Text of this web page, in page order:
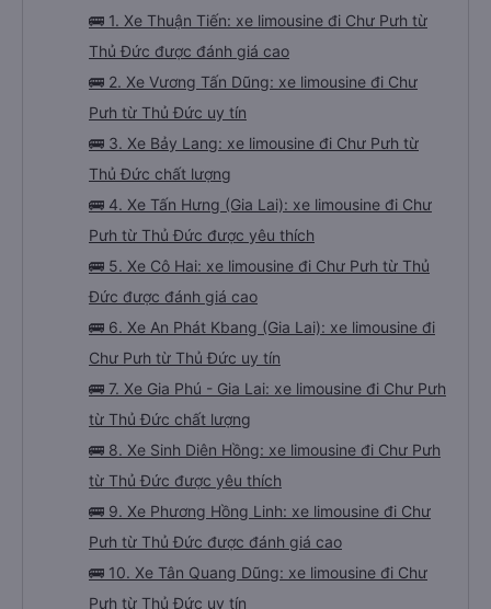
🚌 1. Xe Thuận Tiến: xe limousine đi Chư Pưh từ
Thủ Đức được đánh giá cao
🚌 2. Xe Vương Tấn Dũng: xe limousine đi Chư
Pưh từ Thủ Đức uy tín
🚌 3. Xe Bảy Lang: xe limousine đi Chư Pưh từ
Thủ Đức chất lượng
🚌 4. Xe Tấn Hưng (Gia Lai): xe limousine đi Chư
Pưh từ Thủ Đức được yêu thích
🚌 5. Xe Cô Hai: xe limousine đi Chư Pưh từ Thủ
Đức được đánh giá cao
🚌 6. Xe An Phát Kbang (Gia Lai): xe limousine đi
Chư Pưh từ Thủ Đức uy tín
🚌 7. Xe Gia Phú - Gia Lai: xe limousine đi Chư Pưh
từ Thủ Đức chất lượng
🚌 8. Xe Sinh Diên Hồng: xe limousine đi Chư Pưh
từ Thủ Đức được yêu thích
🚌 9. Xe Phương Hồng Linh: xe limousine đi Chư
Pưh từ Thủ Đức được đánh giá cao
🚌 10. Xe Tân Quang Dũng: xe limousine đi Chư
Pưh từ Thủ Đức uy tín